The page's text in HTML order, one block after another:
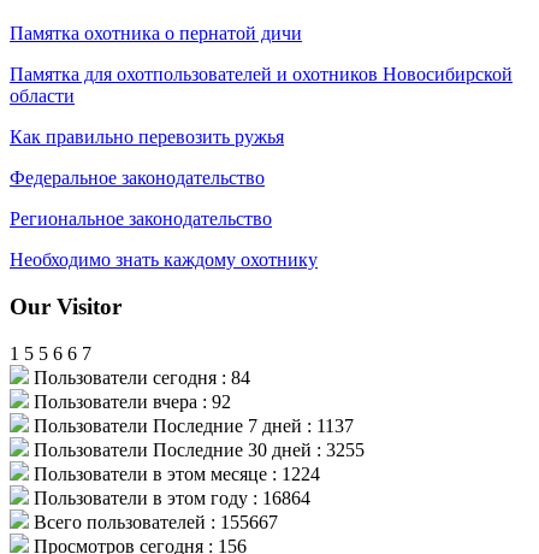
Памятка охотника о пернатой дичи
Памятка для охотпользователей и охотников Новосибирской
области
Как правильно перевозить ружья
Федеральное законодательство
Региональное законодательство
Необходимо знать каждому охотнику
Our Visitor
1 5 5 6 6 7
Пользователи сегодня : 84
Пользователи вчера : 92
Пользователи Последние 7 дней : 1137
Пользователи Последние 30 дней : 3255
Пользователи в этом месяце : 1224
Пользователи в этом году : 16864
Всего пользователей : 155667
Просмотров сегодня : 156